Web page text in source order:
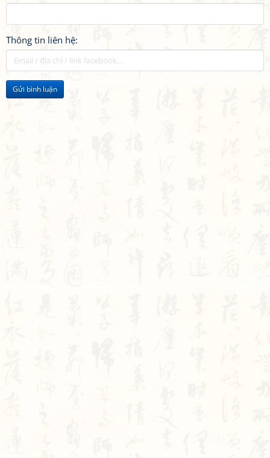
Thông tin liên hệ:
Gửi bình luận